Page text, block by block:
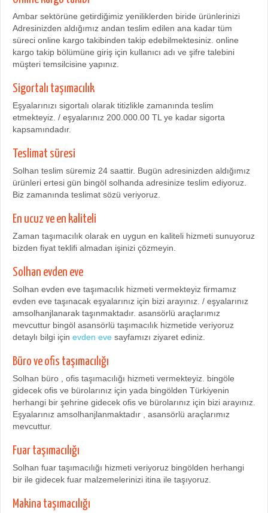
Ambar sektörüne getirdiğimiz yeniliklerden biride ürünlerinizi
Adresinizden aldığımız andan teslim edilen ana kadar tüm
süreci online kargo takibinden takip edebilmektesiniz. online
kargo takip bölümüne giriş için kullanıcı adı ve şifre talebini
müşteri temsilcisine yapınız.
Sigortalı taşımacılık
Eşyalarınızı sigortalı olarak titizlikle zamanında teslim
etmekteyiz. / eşyalarınız 200.000.00 TL ye kadar sigorta
kapsamındadır.
Teslimat süresi
Solhan teslim süremiz 24 saattir. Bugün adresinizden aldığımız
ürünleri ertesi gün bingöl solhanda adresinize teslim ediyoruz.
Biz zamanında teslimat sözü veriyoruz.
En ucuz ve en kaliteli
Zaman taşımacılık olarak en uygun en kaliteli hizmeti sunuyoruz
bizden fiyat teklifi almadan işinizi çözmeyin.
Solhan evden eve
Solhan evden eve taşımacılık hizmeti vermekteyiz firmamız
evden eve taşınacak eşyalarınız için bizi arayınız. / eşyalarınız
amsolhanjlanarak taşınmaktadır. asansörlü araçlarımız
mevcuttur bingöl asansörlü taşımacılık hizmetide veriyoruz
detaylı bilgi için evden eve sayfamızı ziyaret ediniz.
Büro ve ofis taşımacılığı
Solhan büro , ofis taşımacılığı hizmeti vermekteyiz. bingöle
gidecek ofis ve bürolarınız için yada bingölden Türkiyenin
herhangi bir şehrine gidecek ofis ve bürolarınız için bizi arayınız.
Eşyalarınız amsolhanjlanmaktadır , asansörlü araçlarımız
mevcuttur.
Fuar taşımacılığı
Solhan fuar taşımacılığı hizmeti veriyoruz bingölden herhangi
bir ile gidecek fuar malzemelerinizi itina ile taşıyoruz.
Makina taşımacılığı